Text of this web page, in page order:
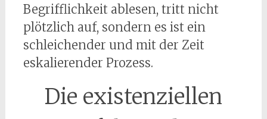
Begrifflichkeit ablesen, tritt nicht
plötzlich auf, sondern es ist ein
schleichender und mit der Zeit
eskalierender Prozess.
Die existenziellen